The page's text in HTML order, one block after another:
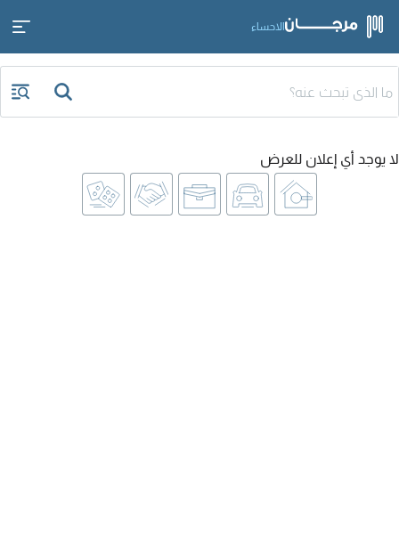
الاحساء
لا يوجد أي إعلان للعرض